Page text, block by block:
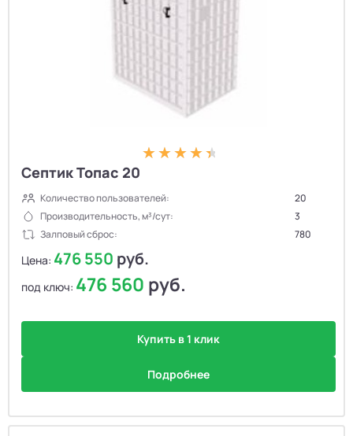
Септик Топас 20
Количество пользователей:
20
Производительность, м³/сут:
3
Залповый сброс:
780
Цена: 476 550 руб.
под ключ: 476 560 руб.
Купить в 1 клик
Подробнее